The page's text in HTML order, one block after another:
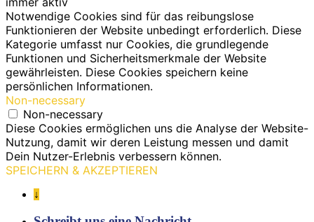
Notwendige Cookies sind für das reibungslose
Funktionieren der Website unbedingt erforderlich. Diese
Kategorie umfasst nur Cookies, die grundlegende
Funktionen und Sicherheitsmerkmale der Website
gewährleisten. Diese Cookies speichern keine
persönlichen Informationen.
Non-necessary
Non-necessary
Diese Cookies ermöglichen uns die Analyse der Website-
Nutzung, damit wir deren Leistung messen und damit
Dein Nutzer-Erlebnis verbessern können.
SPEICHERN & AKZEPTIEREN
↓